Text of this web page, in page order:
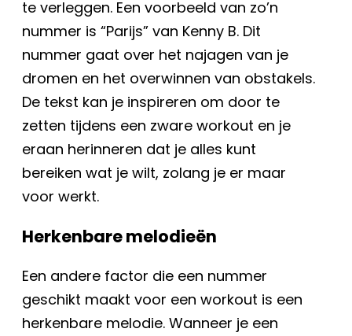
te verleggen. Een voorbeeld van zo’n
nummer is “Parijs” van Kenny B. Dit
nummer gaat over het najagen van je
dromen en het overwinnen van obstakels.
De tekst kan je inspireren om door te
zetten tijdens een zware workout en je
eraan herinneren dat je alles kunt
bereiken wat je wilt, zolang je er maar
voor werkt.
Herkenbare melodieën
Een andere factor die een nummer
geschikt maakt voor een workout is een
herkenbare melodie. Wanneer je een